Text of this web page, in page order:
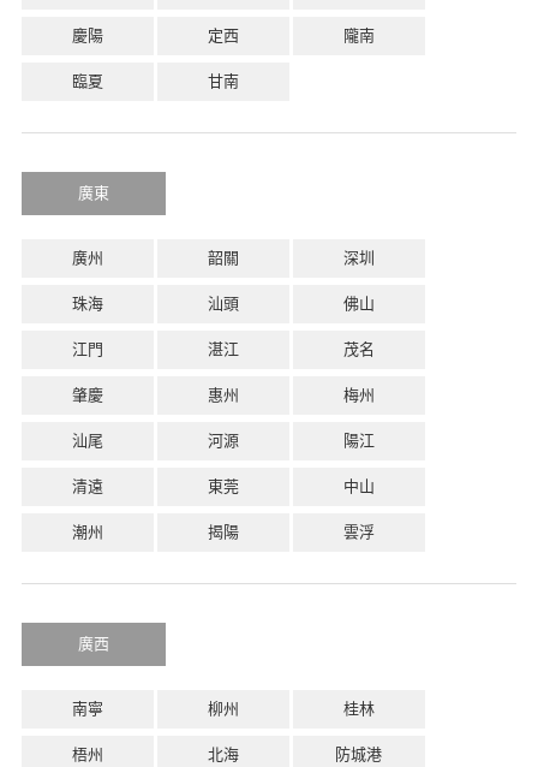
慶陽 定西 隴南
臨夏 甘南
廣東
廣州 韶關 深圳
珠海 汕頭 佛山
江門 湛江 茂名
肇慶 惠州 梅州
汕尾 河源 陽江
清遠 東莞 中山
潮州 揭陽 雲浮
廣西
南寧 柳州 桂林
梧州 北海 防城港